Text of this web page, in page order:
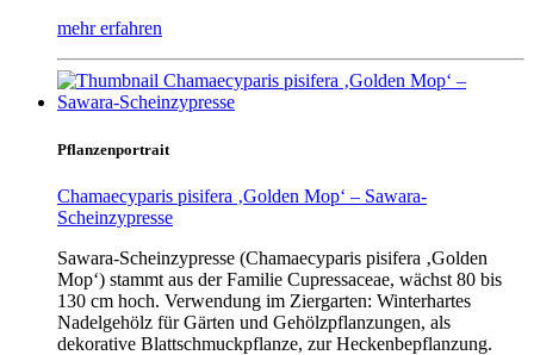
mehr erfahren
Pflanzenportrait
Chamaecyparis pisifera ‚Golden Mop‘ – Sawara-
Scheinzypresse
Sawara-Scheinzypresse (Chamaecyparis pisifera ‚Golden
Mop‘) stammt aus der Familie Cupressaceae, wächst 80 bis
130 cm hoch. Verwendung im Ziergarten: Winterhartes
Nadelgehölz für Gärten und Gehölzpflanzungen, als
dekorative Blattschmuckpflanze, zur Heckenbepflanzung.